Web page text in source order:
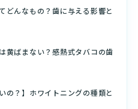
どんなもの？歯に与える影響と
黄ばまない？感熱式タバコの歯
の？】ホワイトニングの種類と